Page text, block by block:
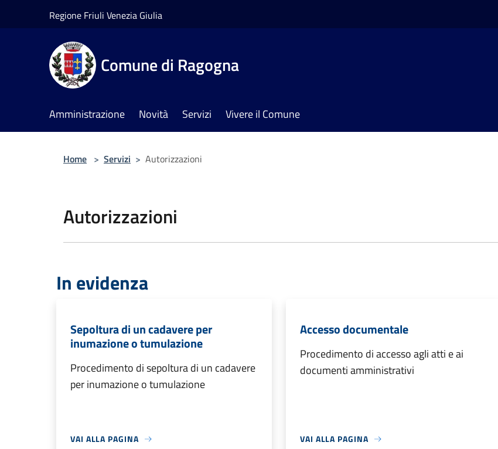
Regione Friuli Venezia Giulia
Comune di Ragogna
Amministrazione Novità Servizi Vivere il Comune
Home > Servizi > Autorizzazioni
Autorizzazioni
In evidenza
Sepoltura di un cadavere per
inumazione o tumulazione
Procedimento di sepoltura di un cadavere
per inumazione o tumulazione
VAI ALLA PAGINA
Accesso documentale
Procedimento di accesso agli atti e ai
documenti amministrativi
VAI ALLA PAGINA